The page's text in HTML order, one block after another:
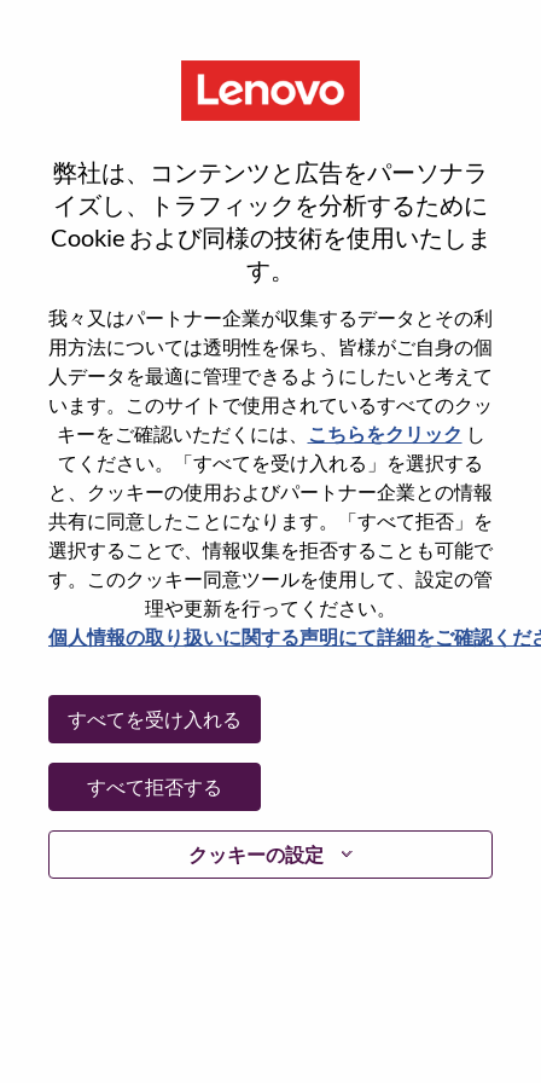
弊社は、コンテンツと広告をパーソナラ
イズし、トラフィックを分析するために
Cookie および同様の技術を使用いたしま
す。
我々又はパートナー企業が収集するデータとその利
用方法については透明性を保ち、皆様がご自身の個
人データを最適に管理できるようにしたいと考えて
います。このサイトで使用されているすべてのクッ
キーをご確認いただくには、
こちらをクリック し
てください。「すべてを受け入れる」を選択する
と、クッキーの使用およびパートナー企業との情報
共有に同意したことになります。「すべて拒否」を
選択することで、情報収集を拒否することも可能で
す。このクッキー同意ツールを使用して、設定の管
理や更新を行ってください。
個人情報の取り扱いに関する声明にて詳細をご確認くだ
クッキーの設定
すべてを受け入れる
すべて拒否する
Reset password
本当にパスワードをリセットします
Enter the email address associated with your
account, then click "Continue".
パスワードをリセットするためにリンクを
emailに送ります
パスワードをリセットください
E-mail*
Go Back
Lenovo.com